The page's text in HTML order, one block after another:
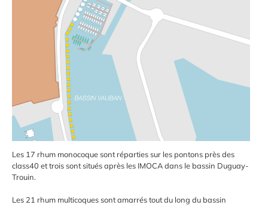
Les 17 rhum monocoque sont réparties sur les pontons près des
class40 et trois sont situés après les IMOCA dans le bassin Duguay-
Trouin.
Les 21 rhum multicoques sont amarrés tout du long du bassin